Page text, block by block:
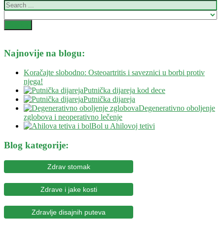
Najnovije na blogu:
Koračajte slobodno: Osteoartritis i saveznici u borbi protiv
njega!
Putnička dijareja kod dece
Putnička dijareja
Degenerativno oboljenje
zglobova i neoperativno lečenje
Bol u Ahilovoj tetivi
Blog kategorije:
Zdrav stomak
Zdrave i jake kosti
Zdravlje disajnih puteva